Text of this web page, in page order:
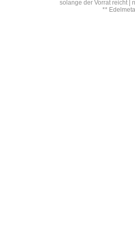
solange der Vorrat reicht |
**